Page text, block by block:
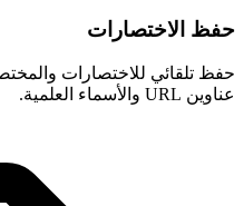
حفظ الاختصارات
حفظ تلقائي للاختصارات
عناوين URL والأسماء العلمية.